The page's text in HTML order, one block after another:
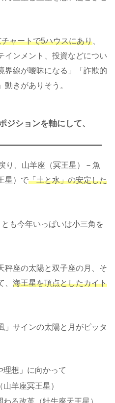
ャートで5ハウスにあり、
インメント、投資などについ
界線が曖昧になる」「詐欺的
きがありそう。
ションを軸にして、
り、山羊座（冥王星）－魚
星）で「土と水」の安定した
も今年いっぱいは小三角を
秤座の太陽と双子座の月、そ
海王星を頂点としたカイト
」サインの太陽と月がピッタ
理想」に向かって
羊座冥王星）
る改革（牡牛座天王星）